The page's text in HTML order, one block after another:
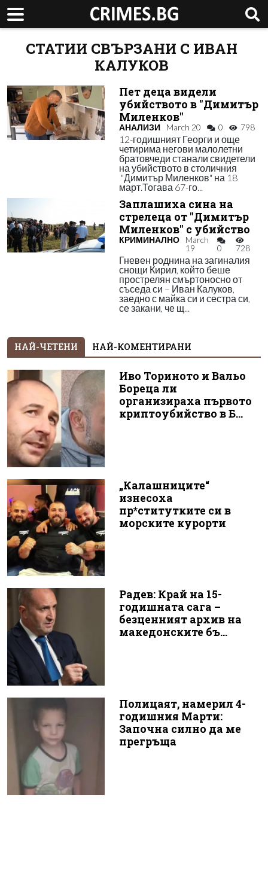
СТАТИИ СВЪРЗАНИ С ИВАН
КАЛУКОВ
Пет деца видели
убийството в "Димитър
Миленков"
АНАЛИЗИ March 20 0 798
12-годишният Георги и още
четирима негови малолетни
братовчеди станали свидетели
на убийството в столичния
"Димитър Миленков" на 18
март.Тогава 67-го...
Заплашиха сина на
стрелеца от "Димитър
Миленков" с убийство
КРИМИНАЛНО
March
19
0 728
Гневен роднина на загиналия
снощи Кирил, който беше
прострелян смъртоносно от
съседа си – Иван Калуков,
заедно с майка си и сестра си,
се закани, че щ...
НАЙ-ЧЕТЕНИ НАЙ-КОМЕНТИРАНИ
Иво Ториното и Вальо
Бореца ли
организираха първото
криптоубийство в Б...
„Калашниците“
изнесоха
пр*ститутките си в
морските курорти
Радев: Край на 15-
годишната сага –
безценният архив на
македонските бъ...
Полицаят, намерил 4-
годишния Марти:
Започна силно да ме
прегръща